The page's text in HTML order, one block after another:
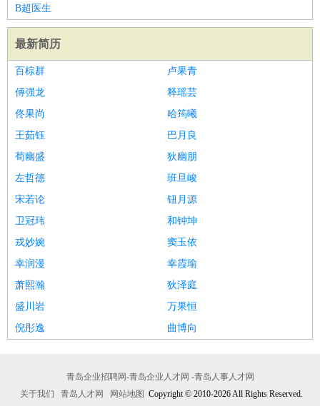
B超医生
最新简历
百棕群
卢果青
傅强龙
释瑶芸
佟果尚
哈筠曦
王茹钰
巴月良
荀幽盛
狄幽朋
左哲德
班旦峻
宋若论
钮月源
卫冠玮
和钟坤
戎妙婉
窦玉依
幸润漫
幸霞瑜
萧熙瀚
狄泽庭
盛川岩
万果恒
倪彤逸
曲博向
青岛企业招聘网-青岛企业人才网 -青岛人事人才网
关于我们
青岛人才网 网站地图 Copyright © 2010-2026 All Rights Reserved.